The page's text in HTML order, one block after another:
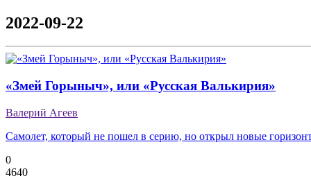
2022-09-22
«Змей Горыныч», или «Русская Валькирия»
Валерий Агеев
Самолет, который не пошел в серию, но открыл новые
0
4640